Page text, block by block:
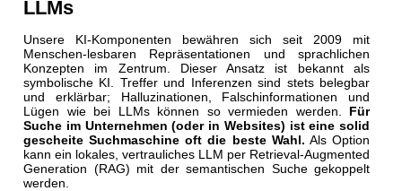
LLMs
Unsere KI-Komponenten bewähren sich seit 2009 mit
Menschen-lesbaren Repräsentationen und sprachlichen
Konzepten im Zentrum. Dieser Ansatz ist bekannt als
symbolische KI. Treffer und Inferenzen sind stets belegbar
und erklärbar; Halluzinationen, Falschinformationen und
Lügen wie bei LLMs können so vermieden werden. Für
Suche im Unternehmen (oder in Websites) ist eine solid
gescheite Suchmaschine oft die beste Wahl. Als Option
kann ein lokales, vertrauliches LLM per Retrieval-Augmented
Generation (RAG) mit der semantischen Suche gekoppelt
werden.